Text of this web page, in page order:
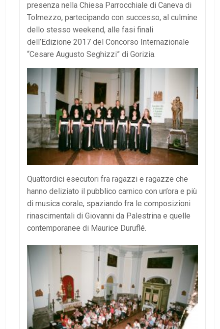
presenza nella Chiesa Parrocchiale di Caneva di
Tolmezzo, partecipando con successo, al culmine
dello stesso weekend, alle fasi finali
dell’Edizione 2017 del Concorso Internazionale
“Cesare Augusto Seghizzi” di Gorizia.
Quattordici esecutori fra ragazzi e ragazze che
hanno deliziato il pubblico carnico con un’ora e più
di musica corale, spaziando fra le composizioni
rinascimentali di Giovanni da Palestrina e quelle
contemporanee di Maurice Duruflé.